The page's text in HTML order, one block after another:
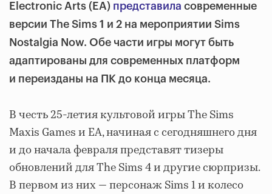
Electronic Arts (EA) представила современные
версии The Sims 1 и 2 на мероприятии Sims
Nostalgia Now. Обе части игры могут быть
адаптированы для современных платформ
и переизданы на ПК до конца месяца.
В честь 25-летия культовой игры The Sims
Maxis Games и EA, начиная с сегодняшнего дня
и до начала февраля представят тизеры
обновлений для The Sims 4 и другие сюрпризы.
В первом из них — персонаж Sims 1 и колесо